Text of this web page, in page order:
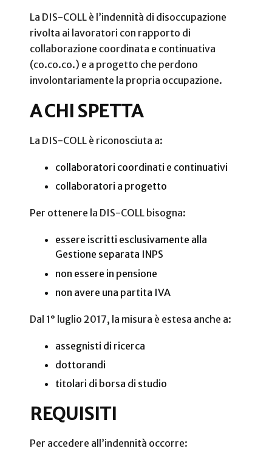
La DIS-COLL è l’indennità di disoccupazione
rivolta ai lavoratori con rapporto di
collaborazione coordinata e continuativa
(co.co.co.) e a progetto che perdono
involontariamente la propria occupazione.
A CHI SPETTA
La DIS-COLL è riconosciuta a:
collaboratori coordinati e continuativi
collaboratori a progetto
Per ottenere la DIS-COLL bisogna:
essere iscritti esclusivamente alla
Gestione separata INPS
non essere in pensione
non avere una partita IVA
Dal 1° luglio 2017, la misura è estesa anche a:
assegnisti di ricerca
dottorandi
titolari di borsa di studio
REQUISITI
Per accedere all’indennità occorre: